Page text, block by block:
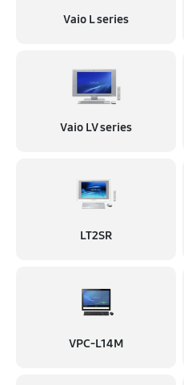
Vaio L series
Vaio LV series
LT2SR
VPC-L14M